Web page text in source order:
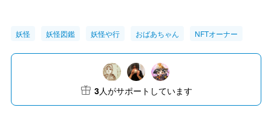
妖怪 妖怪図鑑 妖怪や行 おばあちゃん NFTオーナー
3人がサポートしています